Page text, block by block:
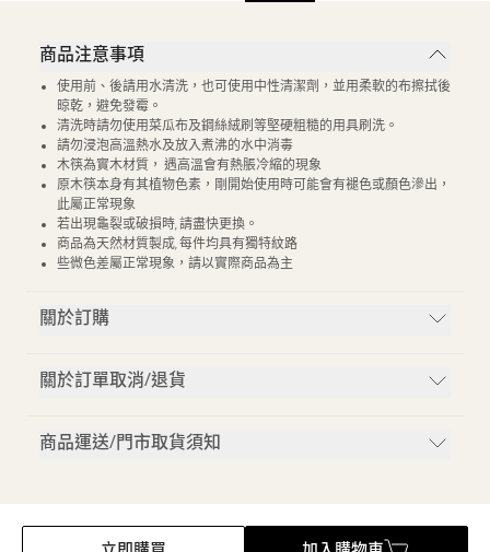
商品注意事項
使用前、後請用水清洗，也可使用中性清潔劑，並用柔軟的布擦拭後
晾乾，避免發霉。
清洗時請勿使用菜瓜布及鋼絲絨刷等堅硬粗糙的用具刷洗。
請勿浸泡高溫熱水及放入煮沸的水中消毒
木筷為實木材質， 遇高溫會有熱脹冷縮的現象
原木筷本身有其植物色素，剛開始使用時可能會有褪色或顏色滲出，
此屬正常現象
若出現龜裂或破損時, 請盡快更換。
商品為天然材質製成, 每件均具有獨特紋路
些微色差屬正常現象，請以實際商品為主
關於訂購
關於訂單取消/退貨
商品運送/門市取貨須知